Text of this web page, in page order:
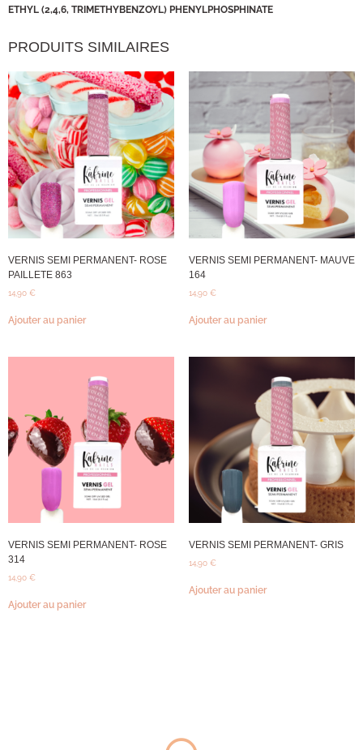
ETHYL (2,4,6, TRIMETHYBENZOYL) PHENYLPHOSPHINATE
PRODUITS SIMILAIRES
VERNIS SEMI PERMANENT- ROSE
PAILLETE 863
14,90 €
Ajouter au panier
VERNIS SEMI PERMANENT- MAUVE
164
14,90 €
Ajouter au panier
VERNIS SEMI PERMANENT- ROSE
314
14,90 €
Ajouter au panier
VERNIS SEMI PERMANENT- GRIS
14,90 €
Ajouter au panier